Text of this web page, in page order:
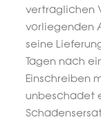
vertraglichen
vorliegenden
seine
Tagen nach
Einschreiben
unbeschadet